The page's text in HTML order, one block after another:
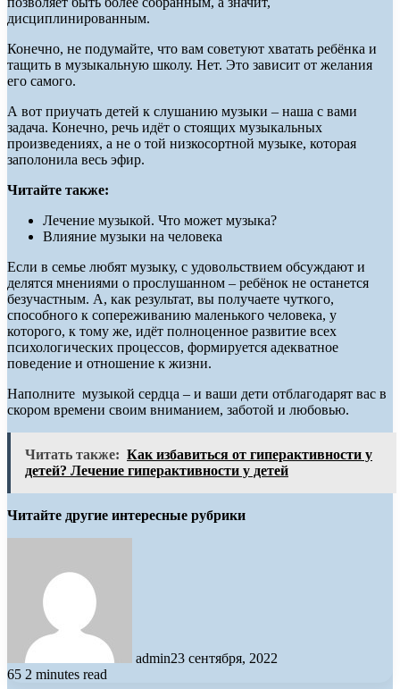
дисциплинированным.
Конечно, не подумайте, что вам советуют хватать ребёнка и
тащить в музыкальную школу. Нет. Это зависит от желания
его самого.
А вот приучать детей к слушанию музыки – наша с вами
задача. Конечно, речь идёт о стоящих музыкальных
произведениях, а не о той низкосортной музыке, которая
заполонила весь эфир.
Читайте также:
Лечение музыкой. Что может музыка?
Влияние музыки на человека
Если в семье любят музыку, с удовольствием обсуждают и
делятся мнениями о прослушанном – ребёнок не останется
безучастным. А, как результат, вы получаете чуткого,
способного к сопереживанию маленького человека, у
которого, к тому же, идёт полноценное развитие всех
психологических процессов, формируется адекватное
поведение и отношение к жизни.
Наполните музыкой сердца – и ваши дети отблагодарят вас в
скором времени своим вниманием, заботой и любовью.
Читать также: Как избавиться от гиперактивности у
детей? Лечение гиперактивности у детей
Читайте другие интересные рубрики
admin23 сентября, 2022
65 2 minutes read